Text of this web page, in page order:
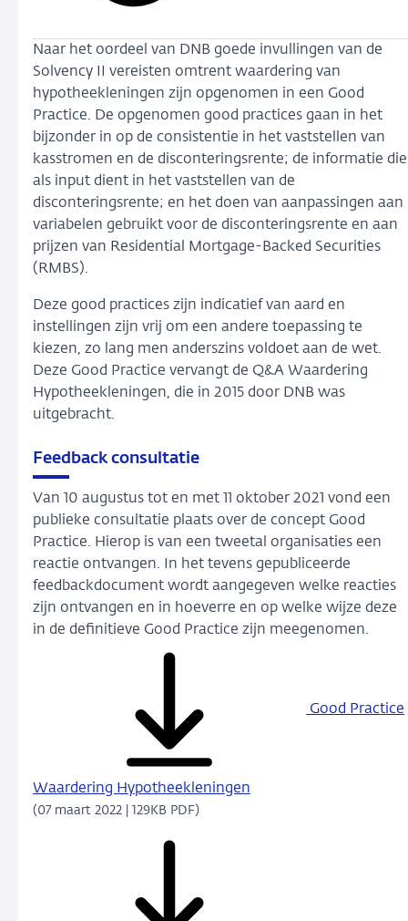
Naar het oordeel van DNB goede invullingen van de
Solvency II vereisten omtrent waardering van
hypotheekleningen zijn opgenomen in een Good
Practice. De opgenomen good practices gaan in het
bijzonder in op de consistentie in het vaststellen van
kasstromen en de disconteringsrente; de informatie die
als input dient in het vaststellen van de
disconteringsrente; en het doen van aanpassingen aan
variabelen gebruikt voor de disconteringsrente en aan
prijzen van Residential Mortgage-Backed Securities
(RMBS).
Deze good practices zijn indicatief van aard en
instellingen zijn vrij om een andere toepassing te
kiezen, zo lang men anderszins voldoet aan de wet.
Deze Good Practice vervangt de Q&A Waardering
Hypotheekleningen, die in 2015 door DNB was
uitgebracht.
Feedback consultatie
Van 10 augustus tot en met 11 oktober 2021 vond een
publieke consultatie plaats over de concept Good
Practice. Hierop is van een tweetal organisaties een
reactie ontvangen. In het tevens gepubliceerde
feedbackdocument wordt aangegeven welke reacties
zijn ontvangen en in hoeverre en op welke wijze deze
in de definitieve Good Practice zijn meegenomen.
Good Practice
Waardering Hypotheekleningen
(07 maart 2022 | 129KB PDF)